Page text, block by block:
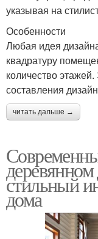
указывая на
Особенности
Любая идея
квадратуру
количество
составления
читать дальше →
стильный
дома